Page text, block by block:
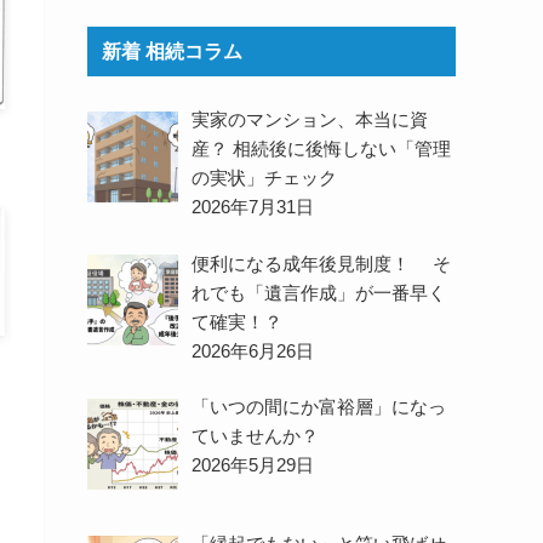
新着 相続コラム
実家のマンション、本当に資
産？ 相続後に後悔しない「管理
の実状」チェック
2026年7月31日
便利になる成年後見制度！ そ
れでも「遺言作成」が一番早く
て確実！？
2026年6月26日
「いつの間にか富裕層」になっ
ていませんか？
2026年5月29日